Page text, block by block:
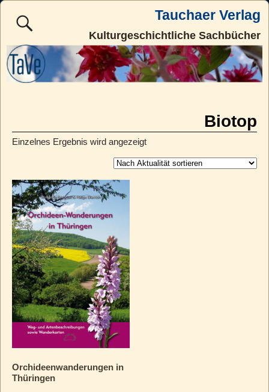
Tauchaer Verlag
Kulturgeschichtliche Sachbücher
Biotop
Einzelnes Ergebnis wird angezeigt
Orchideenwanderungen in
Thüringen